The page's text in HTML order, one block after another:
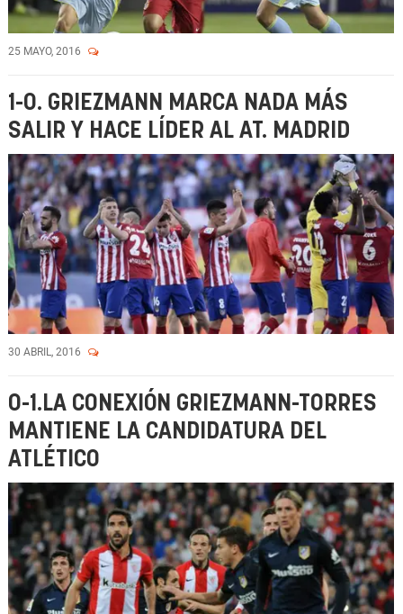
25 MAYO, 2016
1-0. GRIEZMANN MARCA NADA MÁS
SALIR Y HACE LÍDER AL AT. MADRID
30 ABRIL, 2016
0-1.LA CONEXIÓN GRIEZMANN-TORRES
MANTIENE LA CANDIDATURA DEL
ATLÉTICO